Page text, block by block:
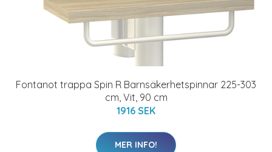
Fontanot trappa Spin R Barnsäkerhetspinnar 225-303
cm, Vit, 90 cm
1916 SEK
MER INFO!